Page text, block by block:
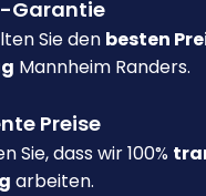
Garantie
Sie den besten
Mannheim Randers.
Preise
Sie, dass wir 100%
arbeiten.